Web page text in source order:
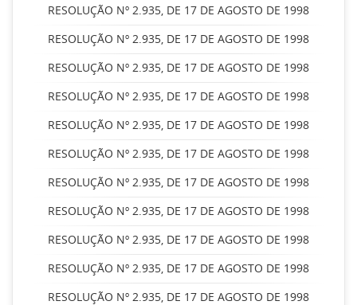
RESOLUÇÃO Nº 2.935, DE 17 DE AGOSTO DE 1998
RESOLUÇÃO Nº 2.935, DE 17 DE AGOSTO DE 1998
RESOLUÇÃO Nº 2.935, DE 17 DE AGOSTO DE 1998
RESOLUÇÃO Nº 2.935, DE 17 DE AGOSTO DE 1998
RESOLUÇÃO Nº 2.935, DE 17 DE AGOSTO DE 1998
RESOLUÇÃO Nº 2.935, DE 17 DE AGOSTO DE 1998
RESOLUÇÃO Nº 2.935, DE 17 DE AGOSTO DE 1998
RESOLUÇÃO Nº 2.935, DE 17 DE AGOSTO DE 1998
RESOLUÇÃO Nº 2.935, DE 17 DE AGOSTO DE 1998
RESOLUÇÃO Nº 2.935, DE 17 DE AGOSTO DE 1998
RESOLUÇÃO Nº 2.935, DE 17 DE AGOSTO DE 1998